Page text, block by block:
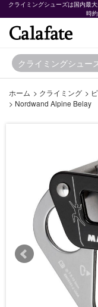
クライミングシューズは国内最
時
クライミングシュー
ホーム > クライミング >
> Nordwand Alpine Belay